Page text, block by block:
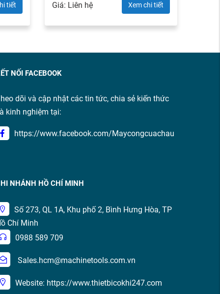
tiết
Giá: Liên hệ
Xem chi tiết
NỐI FACEBOOK
dõi và cập nhật các tin tức, chia sẻ kiến thức
kinh nghiệm tại:
https://www.facebook.com/Maycongcuachau
NHÁNH HỒ CHÍ MINH
Số 273, QL 1A, Khu phố 2, Bình Hưng Hòa, TP
Chí Minh
0988 589 709
Sales.hcm@machinetools.com.vn
Website: https://www.thietbicokhi247.com